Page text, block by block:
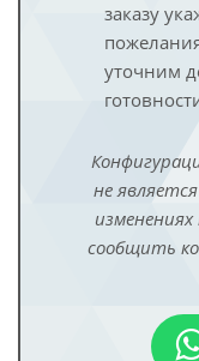
заказу
уточним
не
сообщить